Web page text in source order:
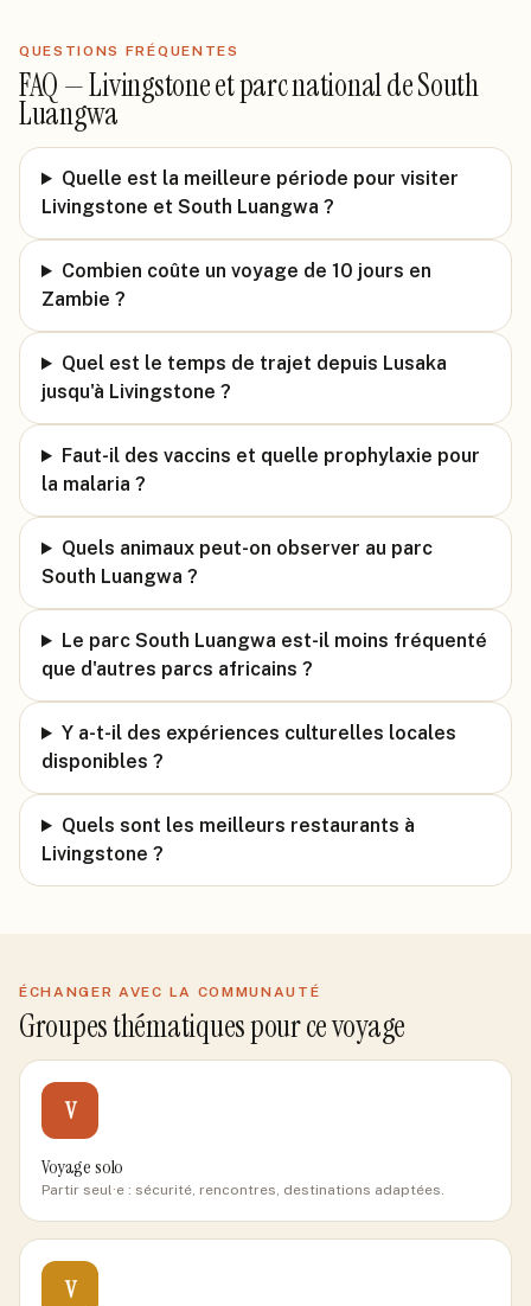
QUESTIONS FRÉQUENTES
FAQ —Livingstone et parc national de South
Luangwa
Quelle est la meilleure période pour visiter
Livingstone et South Luangwa ?
Combien coûte un voyage de 10 jours en
Zambie ?
Quel est le temps de trajet depuis Lusaka
jusqu'à Livingstone ?
Faut-il des vaccins et quelle prophylaxie pour
la malaria ?
Quels animaux peut-on observer au parc
South Luangwa ?
Le parc South Luangwa est-il moins fréquenté
que d'autres parcs africains ?
Y a-t-il des expériences culturelles locales
disponibles ?
Quels sont les meilleurs restaurants à
Livingstone ?
ÉCHANGER AVEC LA COMMUNAUTÉ
Groupes thématiques pour ce voyage
V
Voyage solo
Partir seul·e : sécurité, rencontres, destinations adaptées.
V